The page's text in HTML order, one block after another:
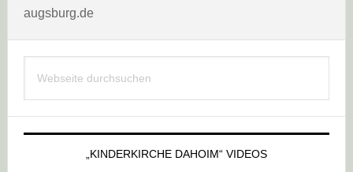
augsburg.de
Haupt-
Sidebar
durchsuchen
„KINDERKIRCHE DAHOIM“ VIDEOS